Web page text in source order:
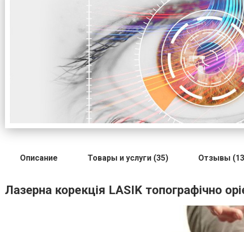
Описание Товары и услуги (35) Отзывы
Лазерна корекція LASIK топографічно